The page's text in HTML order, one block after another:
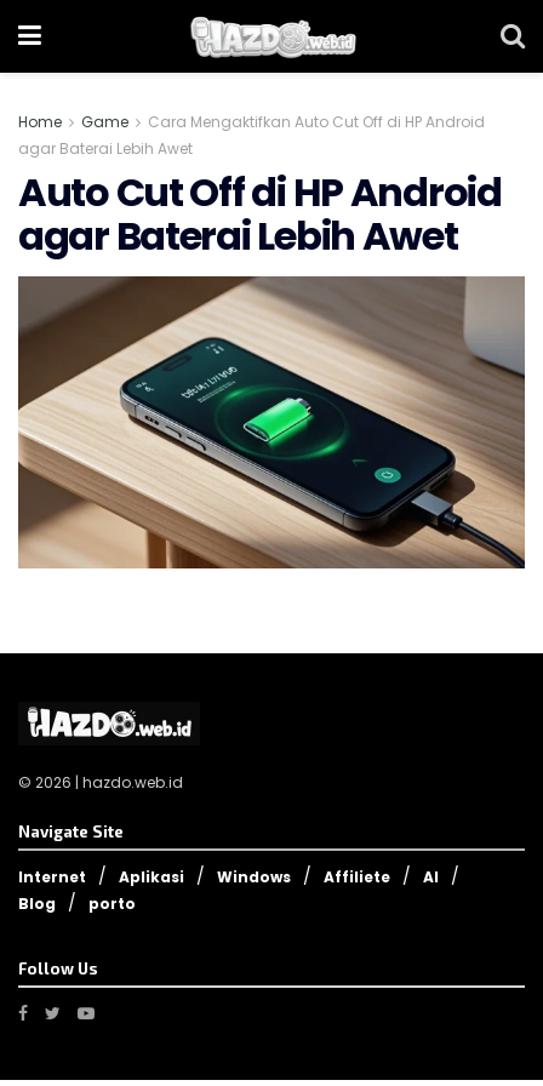
Home Game
Cara Mengaktifkan Auto Cut Off di HP Android
agar Baterai Lebih Awet
Auto Cut Off di HP Android
agar Baterai Lebih Awet
© 2026 | hazdo.web.id
Navigate Site
Internet Aplikasi Windows Affiliete
AI
Blog
porto
Follow Us